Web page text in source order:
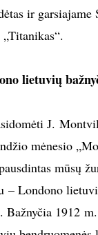
ir garsiajame
lietuvių
J.
mėnesio
mūsų
– Londono
Bažnyčia 1912